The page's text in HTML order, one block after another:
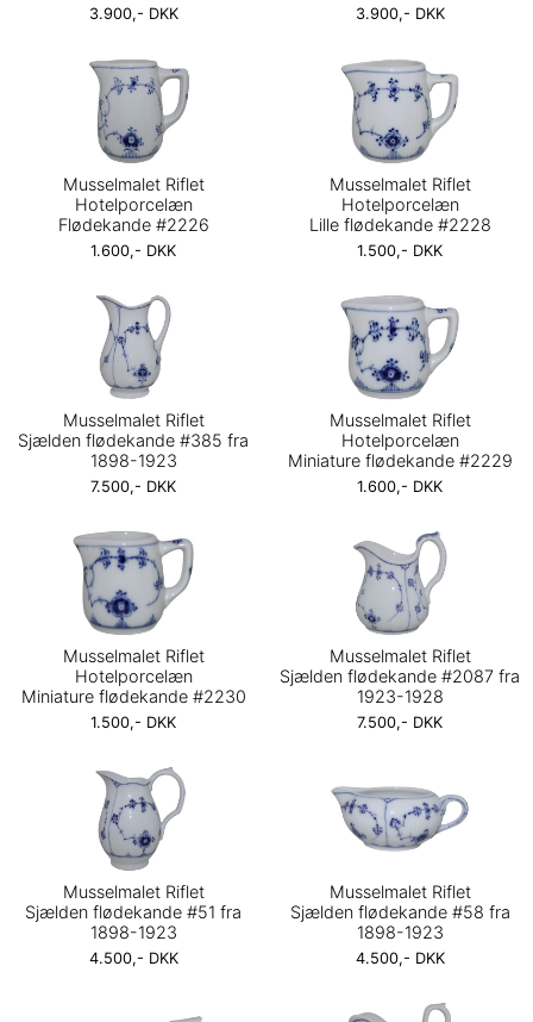
3.900,- DKK 3.900,- DKK
Musselmalet Riflet
Hotelporcelæn
Flødekande #2226
1.600,- DKK
Musselmalet Riflet
Hotelporcelæn
Lille flødekande #2228
1.500,- DKK
Musselmalet Riflet
Sjælden flødekande #385 fra
1898-1923
7.500,- DKK
Musselmalet Riflet
Hotelporcelæn
Miniature flødekande #2229
1.600,- DKK
Musselmalet Riflet
Hotelporcelæn
Miniature flødekande #2230
1.500,- DKK
Musselmalet Riflet
Sjælden flødekande #2087 fra
1923-1928
7.500,- DKK
Musselmalet Riflet
Sjælden flødekande #51 fra
1898-1923
4.500,- DKK
Musselmalet Riflet
Sjælden flødekande #58 fra
1898-1923
4.500,- DKK